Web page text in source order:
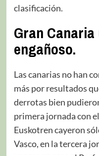
clasificación.
Gran
engañoso.
Las canarias no han
más por resultados
derrotas bien
primera jornada con
Euskotren cayeron
Vasco, en la tercera